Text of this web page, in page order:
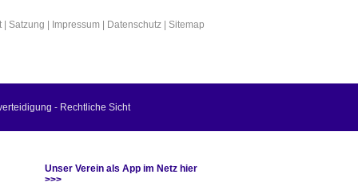
Satzung Impressum Datenschutz Sitemap
- Rechtliche Sicht
Unser Verein als App im Netz hier
>>>